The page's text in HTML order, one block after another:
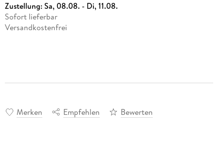
Zustellung:Sa, 08.08. - Di, 11.08.
Sofort lieferbar
Versandkostenfrei
Merken Empfehlen Bewerten